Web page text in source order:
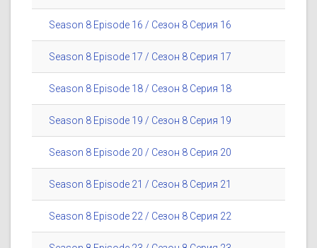
Season 8 Episode 16 / Сезон 8 Серия 16
Season 8 Episode 17 / Сезон 8 Серия 17
Season 8 Episode 18 / Сезон 8 Серия 18
Season 8 Episode 19 / Сезон 8 Серия 19
Season 8 Episode 20 / Сезон 8 Серия 20
Season 8 Episode 21 / Сезон 8 Серия 21
Season 8 Episode 22 / Сезон 8 Серия 22